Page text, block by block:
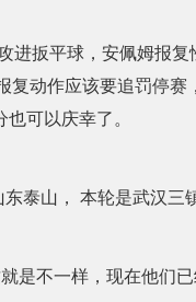
扳平球，安佩姆报复
动作应该要追罚停
可以庆幸了。
山， 本轮是武汉三
不一样，现在他们已